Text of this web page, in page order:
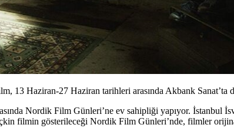
13 Haziran-27 Haziran tarihleri arasında Akbank
Nordik Film Günleri’ne ev sahipliği yapıyor. İstanbul
filmin gösterileceği Nordik Film Günleri’nde, filmler